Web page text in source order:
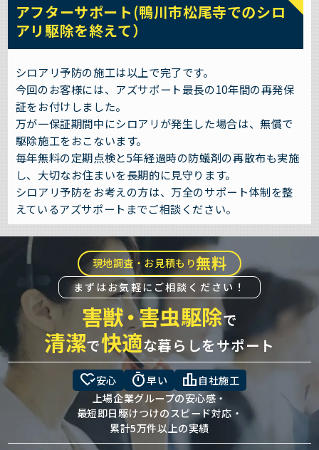
アフターサポート(鴨川市松尾寺でのシロ
アリ駆除を終えて）
シロアリ予防の施工は以上で完了です。
今回のお客様には、アズサポート最長の10年間の再発保
証をお付けしました。
万が一保証期間中にシロアリが発生した場合は、無償で
駆除施工をおこないます。
毎年無料の定期点検と5年経過時の防蟻剤の再散布も実施
し、大切なお住まいを長期的に見守ります。
シロアリ予防をお考えの方は、万全のサポート体制を整
えているアズサポートまでご相談ください。
現地調査・お見積もり無料
まずはお気軽にご相談ください！
害獣・害虫駆除で
清潔で快適な暮らしをサポート
heart_check安心 timer早い leaderboard 自社施工
上場企業グループの安心感・
最短即日駆けつけのスピード対応・
累計5万件以上の実績